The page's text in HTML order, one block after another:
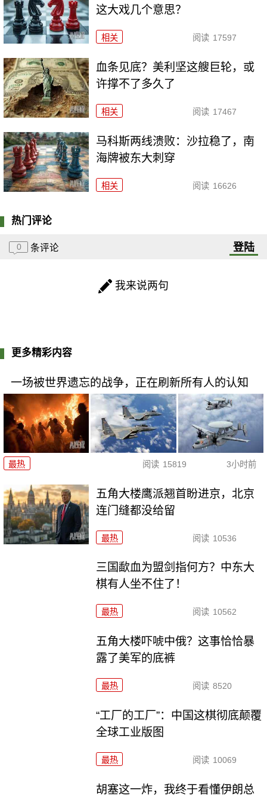
这大戏几个意思？
相关 阅读 17597
血条见底？美利坚这艘巨轮，或
许撑不了多久了
相关 阅读 17467
马科斯两线溃败：沙拉稳了，南
海牌被东大刺穿
相关 阅读 16626
热门评论
0 条评论 登陆
我来说两句
更多精彩内容
一场被世界遗忘的战争，正在刷新所有人的认知
最热 阅读 15819 3小时前
五角大楼鹰派翘首盼进京，北京
连门缝都没给留
最热 阅读 10536
三国歃血为盟剑指何方？中东大
棋有人坐不住了！
最热 阅读 10562
五角大楼吓唬中俄？这事恰恰暴
露了美军的底裤
最热 阅读 8520
“工厂的工厂”：中国这棋彻底颠覆
全球工业版图
最热 阅读 10069
胡塞这一炸，我终于看懂伊朗总